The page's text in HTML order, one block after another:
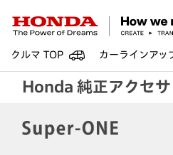
クルマ TOP カーラインアッ
Honda 純正アクセサ